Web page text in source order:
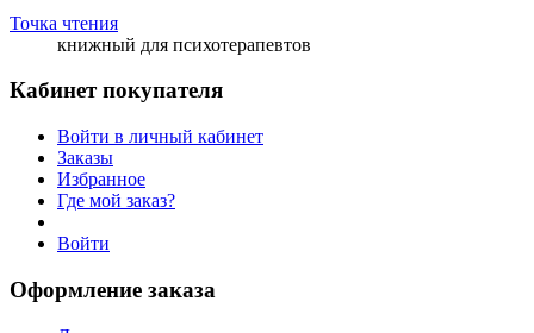
Точка чтения
книжный для психотерапевтов
Кабинет покупателя
Войти в личный кабинет
Заказы
Избранное
Где мой заказ?
Войти
Оформление заказа